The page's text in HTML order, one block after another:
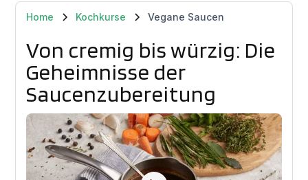
Home Kochkurse Vegane Saucen
Von cremig bis würzig: Die
Geheimnisse der
Saucenzubereitung